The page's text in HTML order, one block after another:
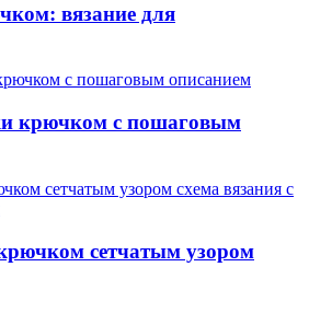
вязание для
крючком с пошаговым
сетчатым узором